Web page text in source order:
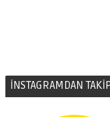
İNSTAGRAMDAN